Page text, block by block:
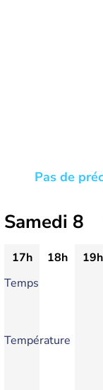
Pas de
Samedi 8
17h 18h 19h
Temps
Température